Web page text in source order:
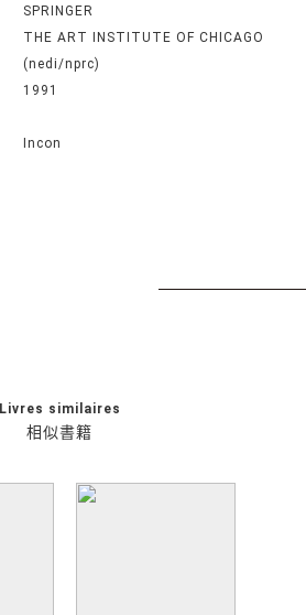
SPRINGER
THE ART INSTITUTE OF CHICAGO
(nedi/nprc)
1991
Incon
相似書籍
Livres similaires